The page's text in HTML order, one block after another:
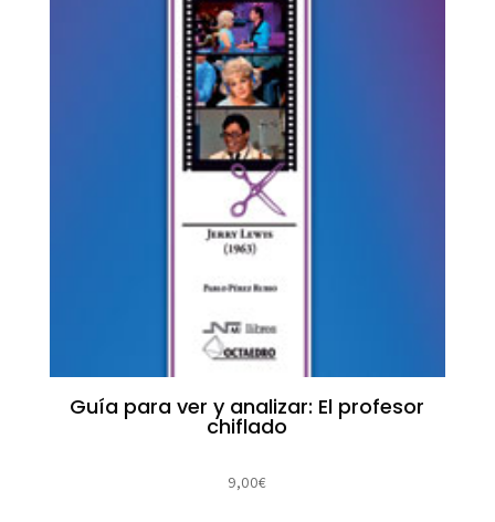
Guía para ver y analizar: El profesor
chiflado
9,00€